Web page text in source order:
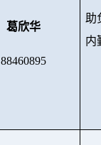
葛欣华
88460895
助
内